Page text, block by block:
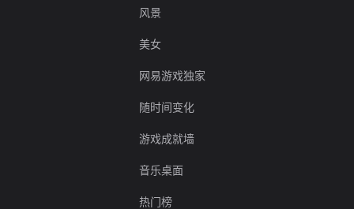
风景
美女
网易游戏独家
随时间变化
游戏成就墙
音乐桌面
热门榜